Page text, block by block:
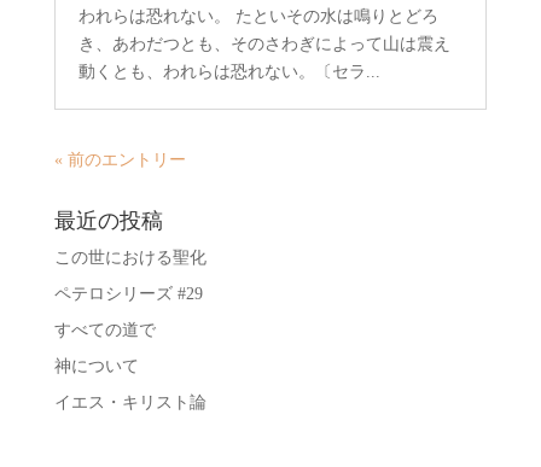
われらは恐れない。 たといその水は鳴りとどろ
き、あわだつとも、そのさわぎによって山は震え
動くとも、われらは恐れない。〔セラ...
« 前のエントリー
最近の投稿
この世における聖化
ペテロシリーズ #29
すべての道で
神について
イエス・キリスト論